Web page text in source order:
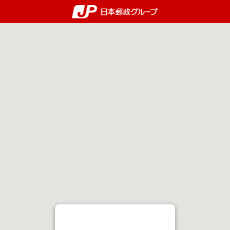
郵便局・日本郵政グループ